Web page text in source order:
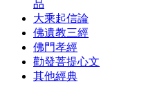
品
大乘起信論
佛遺教三經
佛門孝經
勸發菩提心文
其他經典